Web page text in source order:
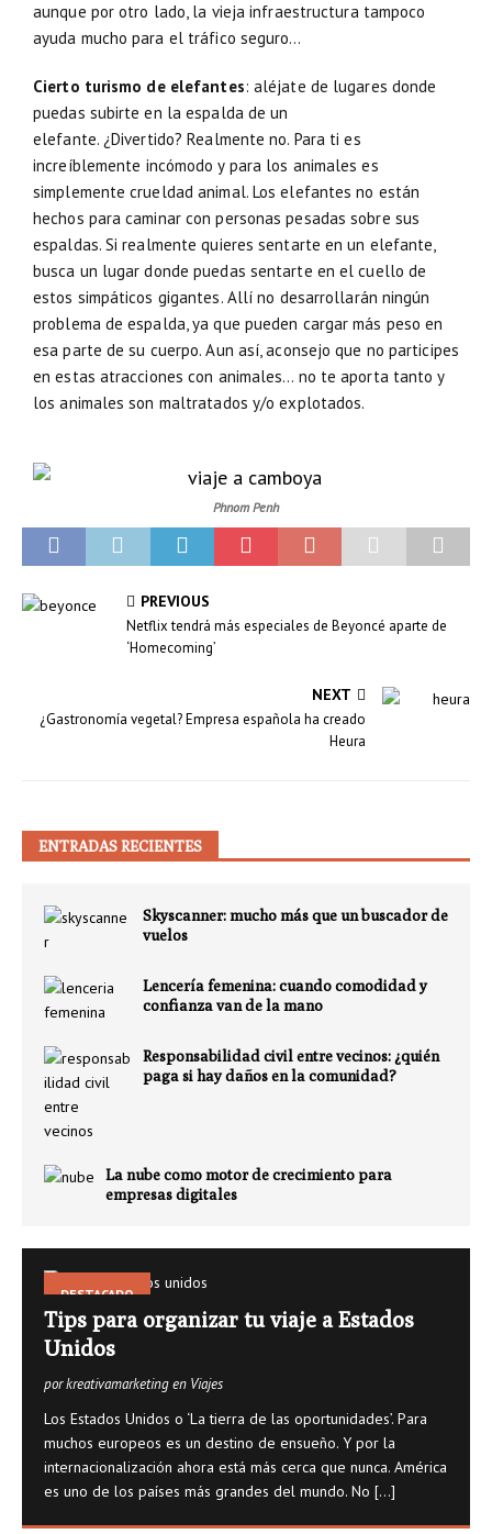
aunque por otro lado, la vieja infraestructura tampoco
ayuda mucho para el tráfico seguro…
Cierto turismo de elefantes: aléjate de lugares donde
puedas subirte en la espalda de un
elefante. ¿Divertido? Realmente no. Para ti es
increíblemente incómodo y para los animales es
simplemente crueldad animal. Los elefantes no están
hechos para caminar con personas pesadas sobre sus
espaldas. Si realmente quieres sentarte en un elefante,
busca un lugar donde puedas sentarte en el cuello de
estos simpáticos gigantes. Allí no desarrollarán ningún
problema de espalda, ya que pueden cargar más peso en
esa parte de su cuerpo. Aun así, aconsejo que no participes
en estas atracciones con animales… no te aporta tanto y
los animales son maltratados y/o explotados.
Phnom Penh
PREVIOUS
Netflix tendrá más especiales de Beyoncé aparte de
‘Homecoming’
NEXT
¿Gastronomía vegetal? Empresa española ha creado
Heura
ENTRADAS RECIENTES
Skyscanner: mucho más que un buscador de
vuelos
Lencería femenina: cuando comodidad y
confianza van de la mano
Responsabilidad civil entre vecinos: ¿quién
paga si hay daños en la comunidad?
La nube como motor de crecimiento para
empresas digitales
DESTACADO
Tips para organizar tu viaje a Estados
Unidos
por kreativamarketing en Viajes
Los Estados Unidos o ‘La tierra de las oportunidades’. Para
muchos europeos es un destino de ensueño. Y por la
internacionalización ahora está más cerca que nunca. América
es uno de los países más grandes del mundo. No [...]